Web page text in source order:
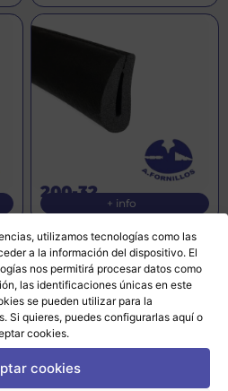
utilizamos tecnologías como las
a la información del dispositivo. El
nos permitirá procesar datos como
las identificaciones únicas en este
se pueden utilizar para la
Si quieres, puedes configurarlas aquí o
cookies.
cookies
200-32
+ info